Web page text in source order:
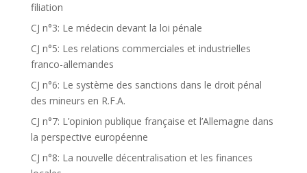
filiation
CJ n°3: Le médecin devant la loi pénale
CJ n°5: Les relations commerciales et industrielles
franco-allemandes
CJ n°6: Le système des sanctions dans le droit pénal
des mineurs en R.F.A.
CJ n°7: L’opinion publique française et l’Allemagne dans
la perspective européenne
CJ n°8: La nouvelle décentralisation et les finances